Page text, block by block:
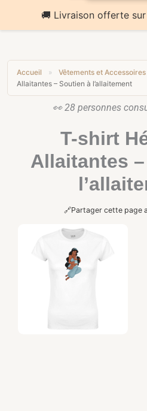
🚚 Livraison offerte
Accueil » Vêtements et Accessoires
Allaitantes – Soutien à l’allaitement
👀27personnes
T-shirt
Allaitantes
🔗Partager cette page